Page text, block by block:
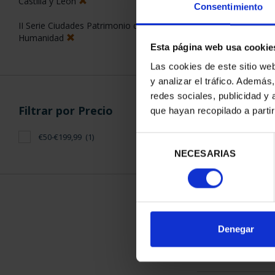
Consentimiento
Esta página web usa
Las cookies de este sitio
y analizar el tráfico.
redes sociales, publicidad y
que hayan recopilado a
consentimiento
NECESARIAS
Denegar
II Serie Ciudades Patrimonio de la
Humanidad
Filtrar por Precio
€50-€199,99 (1)
CIUDADES
ORDENAR POR: